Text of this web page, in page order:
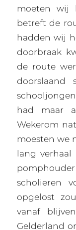
moeten wij
betreft de
hadden wij
doorbraak
de route
doorslaand
had maar
Wekerom
moesten we
lang verhaal
scholieren
opgelost
vanaf
Gelderland